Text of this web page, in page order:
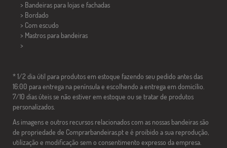
> Bandeiras para lojas e fachadas
> Bordado
> Com escudo
> Mastros para bandeiras
>
* 1/2 dia útil para produtos em estoque fazendo seu pedido antes das
16:00 para entrega na península e escolhendo a entrega em domicílio.
7/10 dias úteis se não estiver em estoque ou se tratar de produtos
personalizados.
As imagens e outros recursos relacionados com as nossas bandeiras são
de propriedade de Comprarbandeiras.pt e é proibido a sua reprodução,
utilização e modificação sem o consentimento expresso da empresa.